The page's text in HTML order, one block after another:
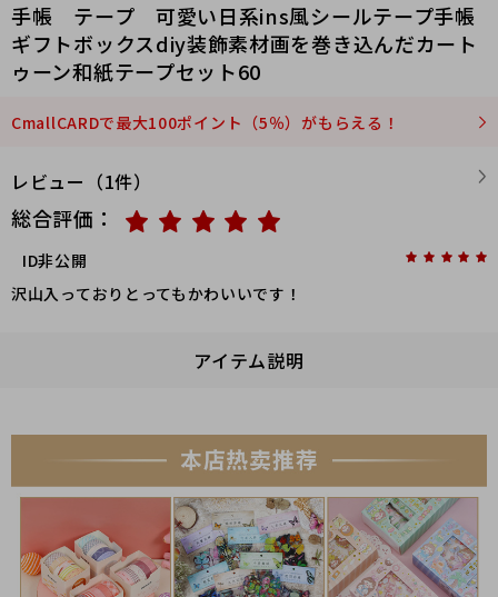
手帳 テープ 可愛い日系ins風シールテープ手帳
ギフトボックスdiy装飾素材画を巻き込んだカート
ゥーン和紙テープセット60
CmallCARDで最大100ポイント（5％）がもらえる！
レビュー（1件）
総合評価：
ID非公開
沢山入っておりとってもかわいいです！
アイテム説明